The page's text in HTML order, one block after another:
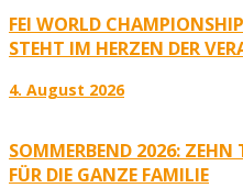
FEI WORLD
STEHT IM HERZEN DER
4. August 2026
SOMMERBEND 2026: ZEHN
FÜR DIE GANZE FAMILIE